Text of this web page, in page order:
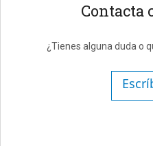
Contacta
¿Tienes alguna duda o